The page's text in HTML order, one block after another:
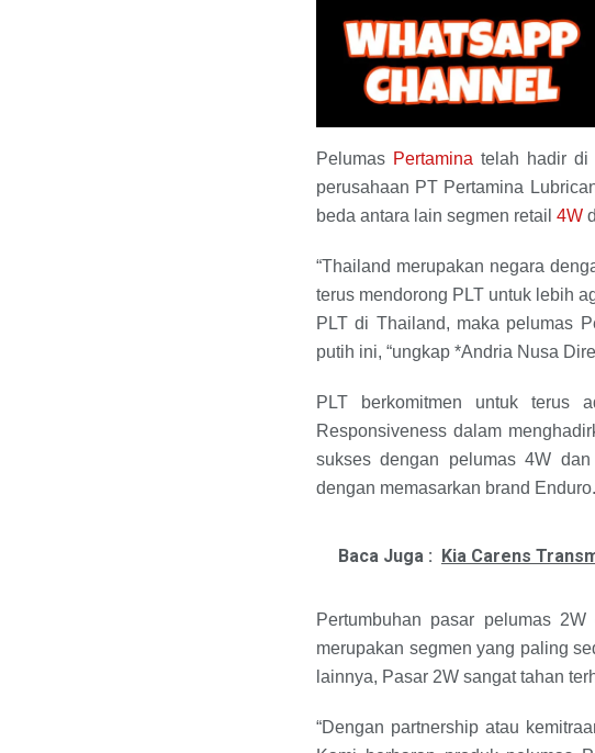
Pelumas Pertamina telah hadir di
perusahaan PT Pertamina
beda antara lain segmen retail 4W
“Thailand merupakan negara
terus mendorong PLT untuk lebih
PLT di Thailand, maka pelumas
putih ini, “ungkap *Andria Nusa
PLT berkomitmen untuk terus
Responsiveness dalam
sukses dengan pelumas 4W
dengan memasarkan brand Enduro.
Baca Juga : Kia Carens
Pertumbuhan pasar pelumas
merupakan segmen yang paling
lainnya, Pasar 2W sangat tahan
“Dengan partnership atau